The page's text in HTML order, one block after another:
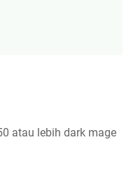
atau lebih dark mage